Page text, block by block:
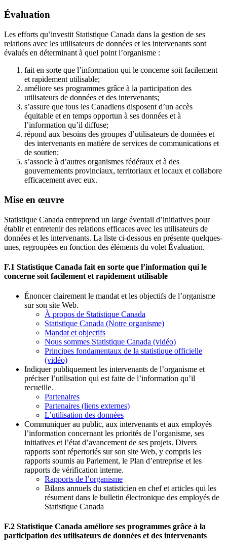
Évaluation
Les efforts qu’investit Statistique Canada dans la gestion de ses
relations avec les utilisateurs de données et les intervenants sont
évalués en déterminant à quel point l’organisme :
fait en sorte que l’information qui le concerne soit facilement
et rapidement utilisable;
améliore ses programmes grâce à la participation des
utilisateurs de données et des intervenants;
s’assure que tous les Canadiens disposent d’un accès
équitable et en temps opportun à ses données et à
l’information qu’il diffuse;
répond aux besoins des groupes d’utilisateurs de données et
des intervenants en matière de services de communications et
de soutien;
s’associe à d’autres organismes fédéraux et à des
gouvernements provinciaux, territoriaux et locaux et collabore
efficacement avec eux.
Mise en œuvre
Statistique Canada entreprend un large éventail d’initiatives pour
établir et entretenir des relations efficaces avec les utilisateurs de
données et les intervenants. La liste ci-dessous en présente quelques-
unes, regroupées en fonction des éléments du volet Évaluation.
F.1 Statistique Canada fait en sorte que l’information qui le
concerne soit facilement et rapidement utilisable
Énoncer clairement le mandat et les objectifs de l’organisme
sur son site Web.
À propos de Statistique Canada
Statistique Canada (Notre organisme)
Mandat et objectifs
Nous sommes Statistique Canada (vidéo)
Principes fondamentaux de la statistique officielle
(vidéo)
Indiquer publiquement les intervenants de l’organisme et
préciser l’utilisation qui est faite de l’information qu’il
recueille.
Partenaires
Partenaires (liens externes)
L’utilisation des données
Communiquer au public, aux intervenants et aux employés
l’information concernant les priorités de l’organisme, ses
initiatives et l’état d’avancement de ses projets. Divers
rapports sont répertoriés sur son site Web, y compris les
rapports soumis au Parlement, le Plan d’entreprise et les
rapports de vérification interne.
Rapports de l’organisme
Bilans annuels du statisticien en chef et articles qui les
résument dans le bulletin électronique des employés de
Statistique Canada
F.2 Statistique Canada améliore ses programmes grâce à la
participation des utilisateurs de données et des intervenants